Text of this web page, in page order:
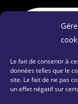
Le fait de consentir à
données telles que le
site. Le fait de ne pas
un effet négatif sur
Contactez-